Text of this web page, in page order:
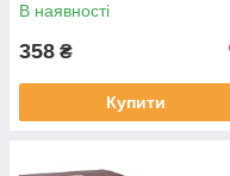
В наявності
358 ₴
Купити